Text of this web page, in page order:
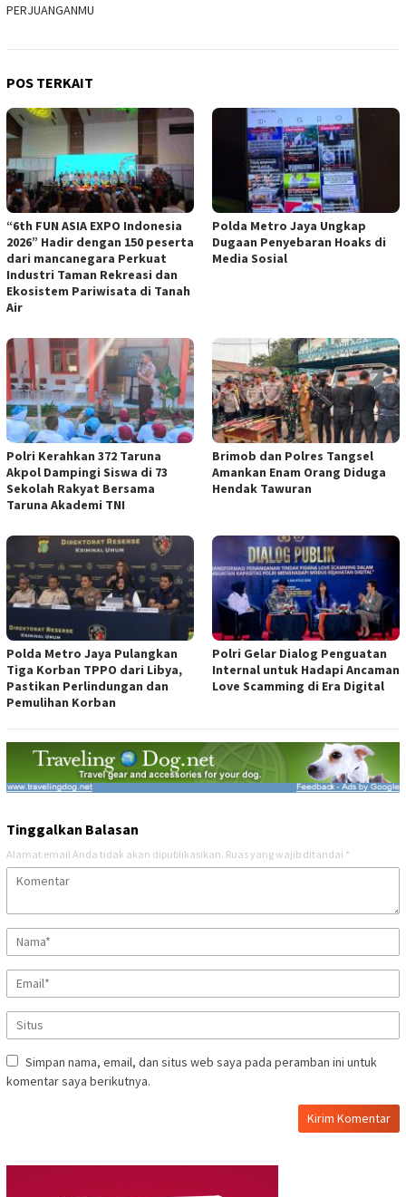
PERJUANGANMU
POS TERKAIT
“6th FUN ASIA EXPO Indonesia
2026” Hadir dengan 150 peserta
dari mancanegara Perkuat
Industri Taman Rekreasi dan
Ekosistem Pariwisata di Tanah
Air
Polda Metro Jaya Ungkap
Dugaan Penyebaran Hoaks di
Media Sosial
Polri Kerahkan 372 Taruna
Akpol Dampingi Siswa di 73
Sekolah Rakyat Bersama
Taruna Akademi TNI
Brimob dan Polres Tangsel
Amankan Enam Orang Diduga
Hendak Tawuran
Polda Metro Jaya Pulangkan
Tiga Korban TPPO dari Libya,
Pastikan Perlindungan dan
Pemulihan Korban
Polri Gelar Dialog Penguatan
Internal untuk Hadapi Ancaman
Love Scamming di Era Digital
Tinggalkan Balasan
Alamat email Anda tidak akan dipublikasikan. Ruas yang wajib ditandai *
Simpan nama, email, dan situs web saya pada peramban ini untuk
komentar saya berikutnya.